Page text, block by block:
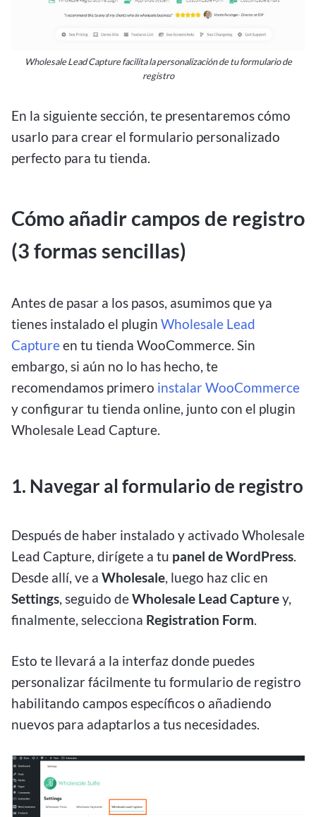
Wholesale Lead Capture facilita la personalización de tu formulario de
registro
En la siguiente sección, te presentaremos cómo
usarlo para crear el formulario personalizado
perfecto para tu tienda.
Cómo añadir campos de registro
(3 formas sencillas)
Antes de pasar a los pasos, asumimos que ya
tienes instalado el plugin Wholesale Lead
Captureen tu tienda WooCommerce. Sin
embargo, si aún no lo has hecho, te
recomendamos primero instalar WooCommerce
y configurar tu tienda online, junto con el plugin
Wholesale Lead Capture.
1. Navegar al formulario de registro
Después de haber instalado y activado Wholesale
Lead Capture, dirígete a tu panel de WordPress.
Desde allí, ve a Wholesale, luego haz clic en
Settings, seguido deWholesale Lead Capturey,
finalmente, selecciona Registration Form.
Esto te llevará a la interfaz donde puedes
personalizar fácilmente tu formulario de registro
habilitando campos específicos o añadiendo
nuevos para adaptarlos a tus necesidades.